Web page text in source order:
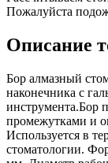
Пожалуйста
Описание
Бор алмазный
наконечника с
инструмента.Бор
промежутками и
Используется в
стоматологии.